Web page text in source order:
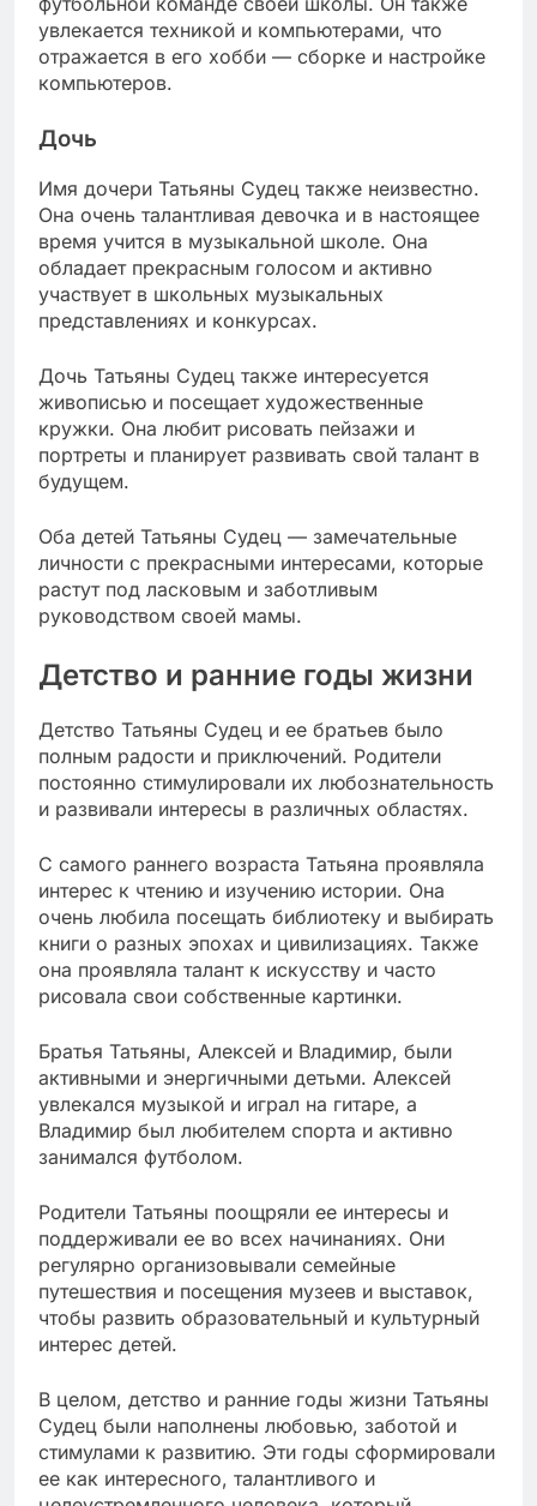
увлекается техникой и компьютерами, что
отражается в его хобби — сборке и настройке
компьютеров.
Дочь
Имя дочери Татьяны Судец также неизвестно.
Она очень талантливая девочка и в настоящее
время учится в музыкальной школе. Она
обладает прекрасным голосом и активно
участвует в школьных музыкальных
представлениях и конкурсах.
Дочь Татьяны Судец также интересуется
живописью и посещает художественные
кружки. Она любит рисовать пейзажи и
портреты и планирует развивать свой талант в
будущем.
Оба детей Татьяны Судец — замечательные
личности с прекрасными интересами, которые
растут под ласковым и заботливым
руководством своей мамы.
Детство и ранние годы жизни
Детство Татьяны Судец и ее братьев было
полным радости и приключений. Родители
постоянно стимулировали их любознательность
и развивали интересы в различных областях.
С самого раннего возраста Татьяна проявляла
интерес к чтению и изучению истории. Она
очень любила посещать библиотеку и выбирать
книги о разных эпохах и цивилизациях. Также
она проявляла талант к искусству и часто
рисовала свои собственные картинки.
Братья Татьяны, Алексей и Владимир, были
активными и энергичными детьми. Алексей
увлекался музыкой и играл на гитаре, а
Владимир был любителем спорта и активно
занимался футболом.
Родители Татьяны поощряли ее интересы и
поддерживали ее во всех начинаниях. Они
регулярно организовывали семейные
путешествия и посещения музеев и выставок,
чтобы развить образовательный и культурный
интерес детей.
В целом, детство и ранние годы жизни Татьяны
Судец были наполнены любовью, заботой и
стимулами к развитию. Эти годы сформировали
ее как интересного, талантливого и